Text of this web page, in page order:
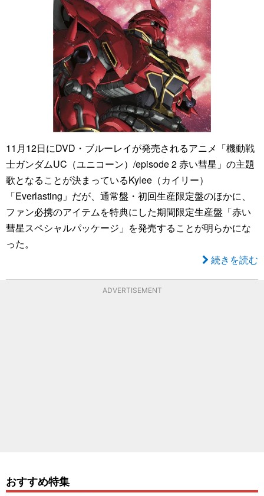
11月12日にDVD・ブルーレイが発売されるアニメ「機動戦
士ガンダムUC（ユニコーン）/episode 2 赤い彗星」の主題
歌となることが決まっているKylee（カイリー）
「Everlasting」だが、通常盤・初回生産限定盤のほかに、
ファン必携のアイテムを特典にした期間限定生産盤「赤い
彗星スペシャルパッケージ」を発売することが明らかにな
った。
続きを読む
ADVERTISEMENT
おすすめ特集